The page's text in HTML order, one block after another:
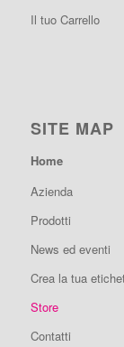
Il tuo Carrello
SITE MAP
Home
Azienda
Prodotti
News ed eventi
Crea la tua
Store
Contatti